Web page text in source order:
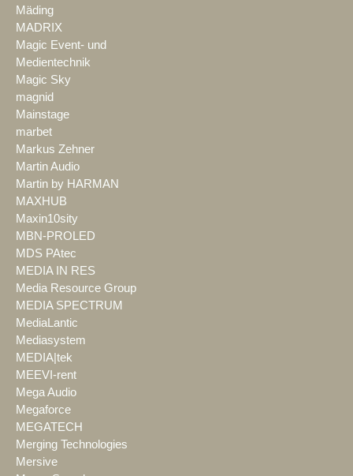
Mäding
MADRIX
Magic Event- und
Medientechnik
Magic Sky
magnid
Mainstage
marbet
Markus Zehner
Martin Audio
Martin by HARMAN
MAXHUB
Maxin10sity
MBN-PROLED
MDS PAtec
MEDIA IN RES
Media Resource Group
MEDIA SPECTRUM
MediaLantic
Mediasystem
MEDIA|tek
MEEVI-rent
Mega Audio
Megaforce
MEGATECH
Merging Technologies
Mersive